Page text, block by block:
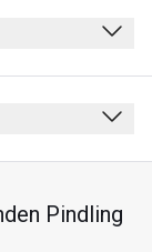
Pindling